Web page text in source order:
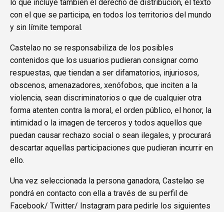
lo que incluye también el derecho de distribución, el texto
con el que se participa, en todos los territorios del mundo
y sin límite temporal.
Castelao no se responsabiliza de los posibles
contenidos que los usuarios pudieran consignar como
respuestas, que tiendan a ser difamatorios, injuriosos,
obscenos, amenazadores, xenófobos, que inciten a la
violencia, sean discriminatorios o que de cualquier otra
forma atenten contra la moral, el orden público, el honor, la
intimidad o la imagen de terceros y todos aquellos que
puedan causar rechazo social o sean ilegales, y procurará
descartar aquellas participaciones que pudieran incurrir en
ello.
Una vez seleccionada la persona ganadora, Castelao se
pondrá en contacto con ella a través de su perfil de
Facebook/ Twitter/ Instagram para pedirle los siguientes